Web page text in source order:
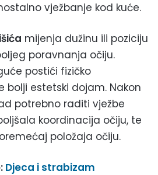
vježbanje kod kuće.
mijenja dužinu ili poziciju
poravnanja očiju.
postići fizičko
bolji estetski dojam. Nakon
potrebno raditi vježbe
koordinacija očiju, te
položaja očiju.
Djeca i strabizam